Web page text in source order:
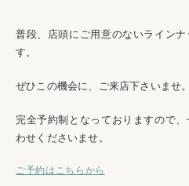
普段、店頭にご用意のないライン
す。
ぜひこの機会に、ご来店下さいませ。
完全予約制となっておりますので、
わせくださいませ。
ご予約はこちらから